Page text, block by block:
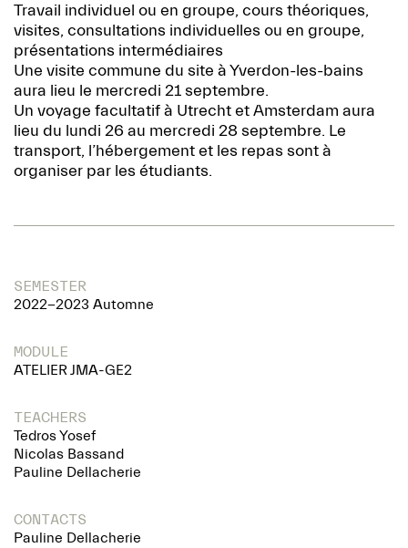
Travail individuel ou en groupe, cours théoriques,
visites, consultations individuelles ou en groupe,
présentations intermédiaires
Une visite commune du site à Yverdon-les-bains
aura lieu le mercredi 21 septembre.
Un voyage facultatif à Utrecht et Amsterdam aura
lieu du lundi 26 au mercredi 28 septembre. Le
transport, l’hébergement et les repas sont à
organiser par les étudiants.
SEMESTER
2022-2023 Automne
MODULE
ATELIER JMA-GE2
TEACHERS
Tedros Yosef
Nicolas Bassand
Pauline Dellacherie
CONTACTS
Pauline Dellacherie